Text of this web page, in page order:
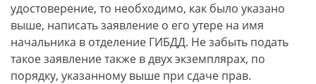
удостоверение, то необходимо, как было указано
выше, написать заявление о его утере на имя
начальника в отделение ГИБДД. Не забыть подать
такое заявление также в двух экземплярах, по
порядку, указанному выше при сдаче прав.